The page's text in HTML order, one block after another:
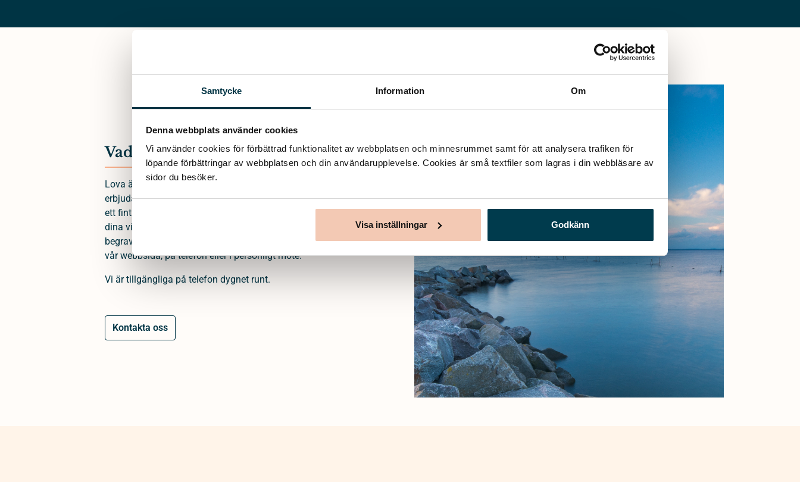
Samtycke Information Om
Denna webbplats använder cookies
Vi använder cookies för förbättrad funktionalitet av webbplatsen och minnesrummet samt för att analysera trafiken för
löpande förbättringar av webbplatsen och din användarupplevelse. Cookies är små textfiler som lagras i din webbläsare av
sidor du besöker.
Visa inställningar Godkänn
Vad vi lovar anhöriga
Lova är en begravningsbyrå som grundades för att kunna
erbjuda människor i sorg ett enkelt och tryggt sätt att ordna
ett fint avsked. Som begravningsbyrå finns vi tillgängliga på
dina villkor och du bestämmer var, när och hur du planerar
begravningen. Vi finns
och hjälper dig via
vår webbsida, på telefon eller i personligt möte.
Vi är tillgängliga på telefon dygnet runt.
Kontakta oss